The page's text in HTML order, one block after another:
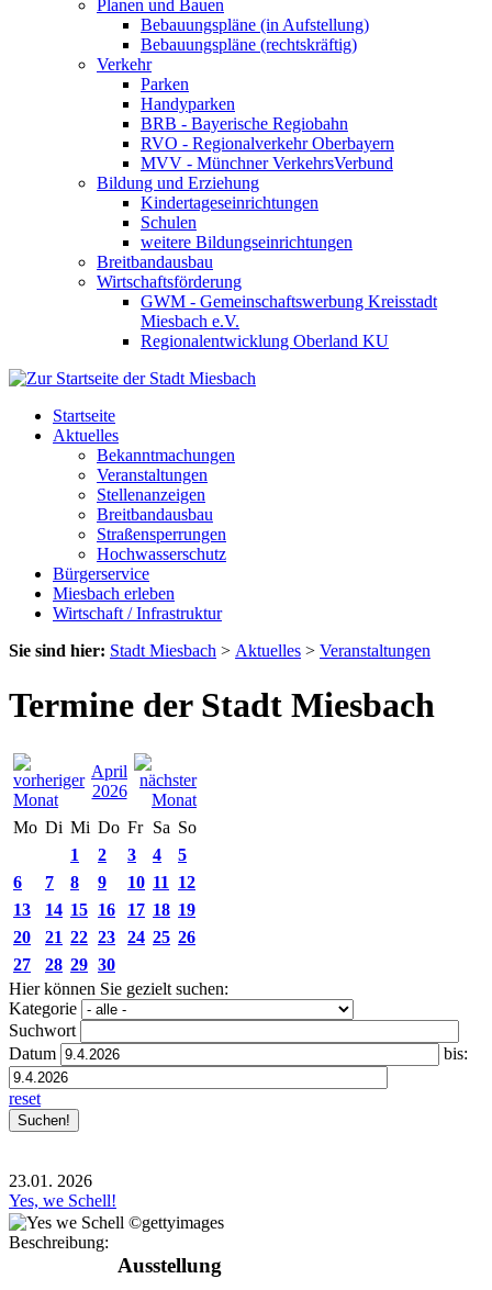
Planen und Bauen
Bebauungspläne (in Aufstellung)
Bebauungspläne (rechtskräftig)
Verkehr
Parken
Handyparken
BRB - Bayerische Regiobahn
RVO - Regionalverkehr Oberbayern
MVV - Münchner VerkehrsVerbund
Bildung und Erziehung
Kindertageseinrichtungen
Schulen
weitere Bildungseinrichtungen
Breitbandausbau
Wirtschaftsförderung
GWM - Gemeinschaftswerbung Kreisstadt
Miesbach e.V.
Regionalentwicklung Oberland KU
Startseite
Aktuelles
Bekanntmachungen
Veranstaltungen
Stellenanzeigen
Breitbandausbau
Straßensperrungen
Hochwasserschutz
Bürgerservice
Miesbach erleben
Wirtschaft / Infrastruktur
Sie sind hier: Stadt Miesbach > Aktuelles > Veranstaltungen
Termine der Stadt Miesbach
April
2026
Mo Di Mi Do Fr Sa So
1
2 3 4
5
6
7 8 9 10 11
12
13
14 15 16 17 18 19
20
21 22 23 24 25 26
27
28 29 30
Hier können Sie gezielt suchen:
Kategorie
Suchwort
Datum
bis:
reset
23.01. 2026
Yes, we Schell!
Beschreibung:
Ausstellung